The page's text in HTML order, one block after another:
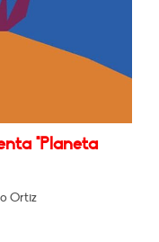
"Planeta
Ortiz